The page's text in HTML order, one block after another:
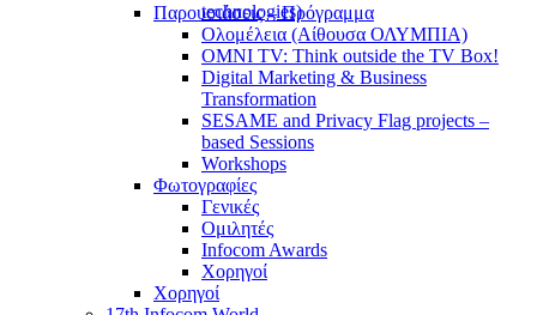
technologies)
Παρουσιάσεις – Πρόγραμμα
Ολομέλεια (Αίθουσα ΟΛΥΜΠΙΑ)
OMNI TV: Think outside the TV Box!
Digital Marketing & Business
Transformation
SESAME and Privacy Flag projects –
based Sessions
Workshops
Φωτογραφίες
Γενικές
Ομιλητές
Infocom Awards
Χορηγοί
Χορηγοί